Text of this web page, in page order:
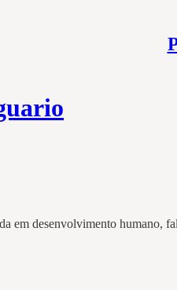
em desenvolvimento humano,